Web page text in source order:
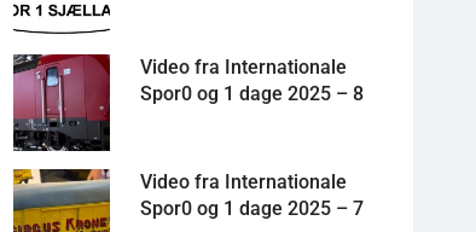
Video fra Internationale
Spor0 og 1 dage 2025 – 8
Video fra Internationale
Spor0 og 1 dage 2025 – 7